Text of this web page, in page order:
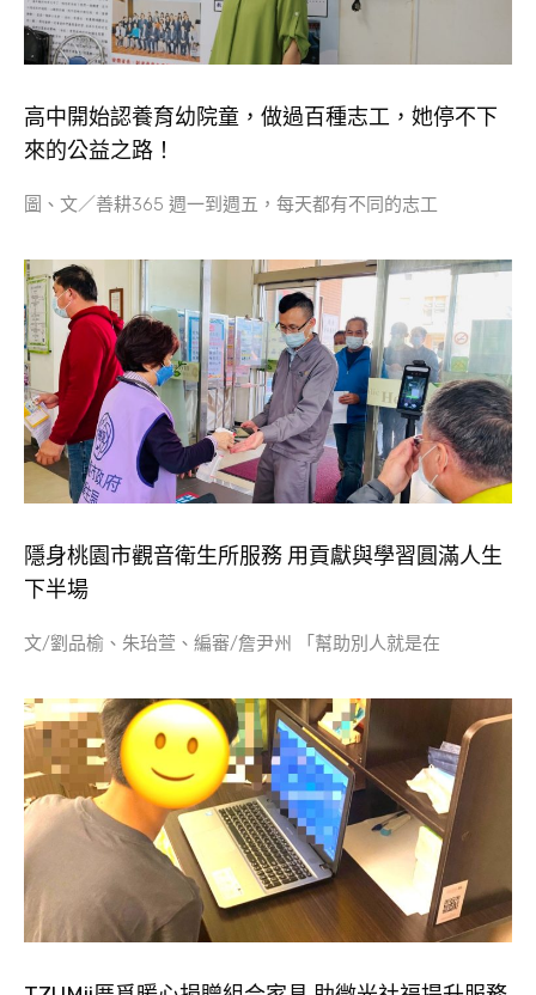
高中開始認養育幼院童，做過百種志工，她停不下
來的公益之路！
圖、文／善耕365 週一到週五，每天都有不同的志工
隱身桃園市觀音衛生所服務 用貢獻與學習圓滿人生
下半場
文/劉品榆、朱珆萱、編審/詹尹州 「幫助別人就是在